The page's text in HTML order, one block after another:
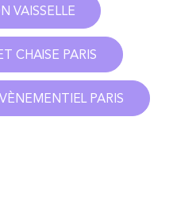
VAISSELLE
CHAISE PARIS
PARIS